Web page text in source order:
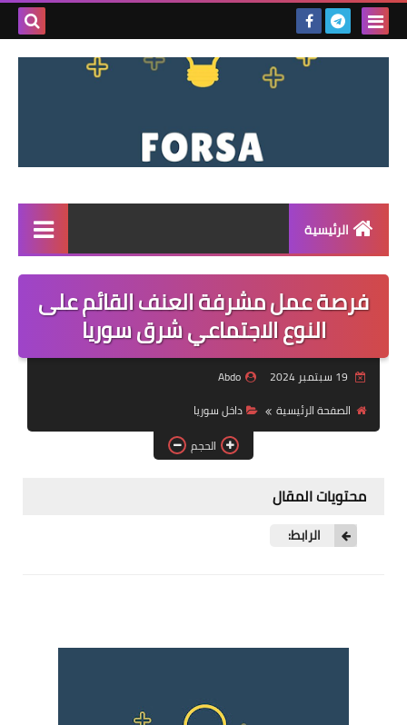
بحث
الرئيسية
القائمة
مناقصات
فرص عمل داخل سوريا
فرص عمل في العراق
فرص عمل في اليمن
فرصة عمل مشرفة العنف القائم على
النوع الاجتماعي شرق سوريا
Abdo
الصفحة الرئيسية
داخل سوريا
الحجم
محتويات المقال
الرابط: